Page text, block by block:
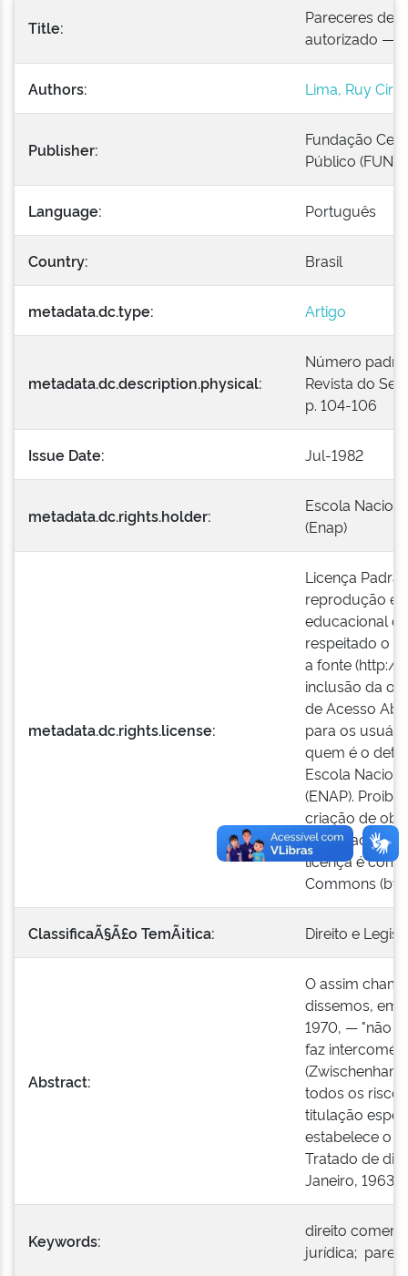
Title:
Pareceres de
autorizado —
Authors: Lima, Ruy
Publisher:
Fundação
Público
Language: Português
Country: Brasil
metadata.dc.type: Artigo
metadata.dc.description.physical:
Número
Revista do
p. 104-106
Issue Date: Jul-1982
metadata.dc.rights.holder:
Escola
(Enap)
metadata.dc.rights.license:
Licença
reprodução e
educacional
respeitado o
a fonte (http://
inclusão da
de Acesso
para os
quem é o
Escola
(ENAP).
criação de
respeitado o
licença é
Commons
ClassificaÃ§Ã£o TemÃ¡tica: Direito e
Abstract:
O assim
dissemos, em
1970, — "não
faz
todos os
titulação
estabelece o
Tratado de
Janeiro, 1963 §
Keywords:
direito
jurídica;